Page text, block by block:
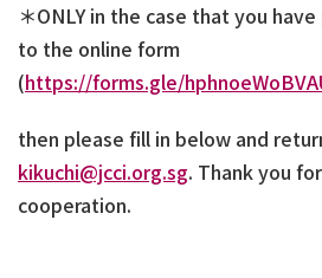
＊ONLY in the case that you
to the online form
(https://forms.gle/
then please fill in below and
kikuchi@jcci.org.sg. Thank you
cooperation.